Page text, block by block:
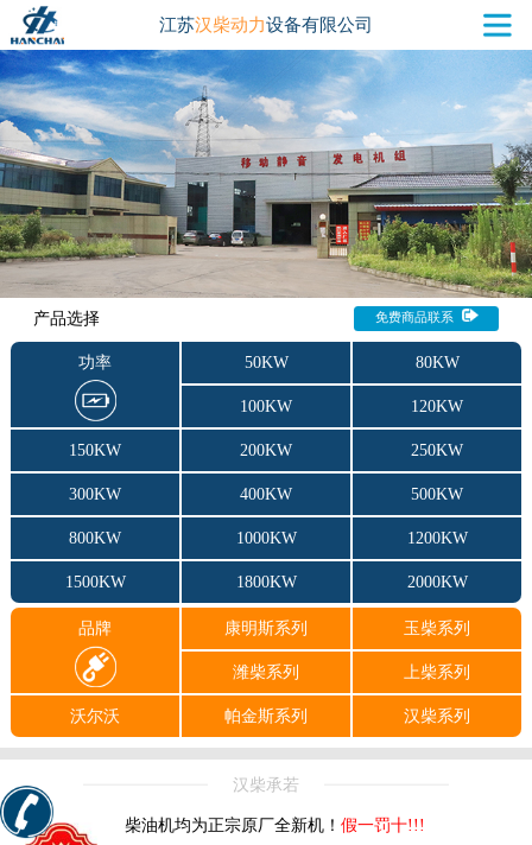
江苏汉柴动力设备有限公司
产品选择 免费商品联系
功率 50KW 80KW
100KW 120KW
150KW 200KW 250KW
300KW 400KW 500KW
800KW 1000KW 1200KW
1500KW 1800KW 2000KW
品牌 康明斯系列 玉柴系列
潍柴系列 上柴系列
沃尔沃 帕金斯系列 汉柴系列
汉柴承若
柴油机均为正宗原厂全新机！ 假一罚十!!!